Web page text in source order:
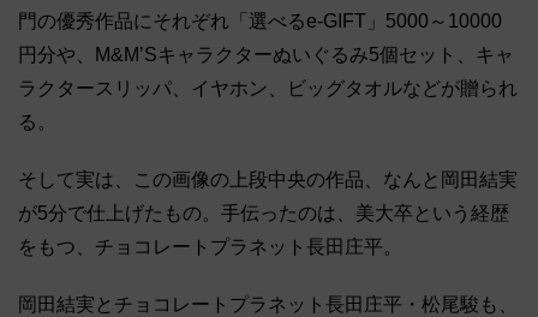
門の優秀作品にそれぞれ「選べるe-GIFT」5000～10000
円分や、M&M’Sキャラクターぬいぐるみ5個セット、キャ
ラクタースリッパ、イヤホン、ビッグタオルなどが贈られ
る。
そして実は、この画像の上段中央の作品、なんと岡田結実
が5分で仕上げたもの。手伝ったのは、美大卒という経歴
をもつ、チョコレートプラネット長田庄平。
岡田結実とチョコレートプラネット長田庄平・松尾駿も、